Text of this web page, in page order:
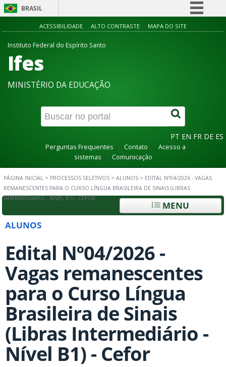
BRASIL
Simplifique!
Canais
ACESSIBILIDADE ALTO CONTRASTE MAPA DO SITE
Instituto Federal do Espírito Santo
Ifes
MINISTÉRIO DA EDUCAÇÃO
PT EN FR DE ES
Perguntas Frequentes Contato
Acesso a
sistemas
Comunicação
PÁGINA INICIAL > PROCESSOS SELETIVOS > ALUNOS > EDITAL Nº04/2026 - VAGAS
REMANESCENTES PARA O CURSO LÍNGUA BRASILEIRA DE SINAIS (LIBRAS
INTERMEDIÁRIO - NÍVEL B1) - CEFOR
MENU
ALUNOS
Edital Nº04/2026 -
Vagas remanescentes
para o Curso Língua
Brasileira de Sinais
(Libras Intermediário -
Nível B1) - Cefor